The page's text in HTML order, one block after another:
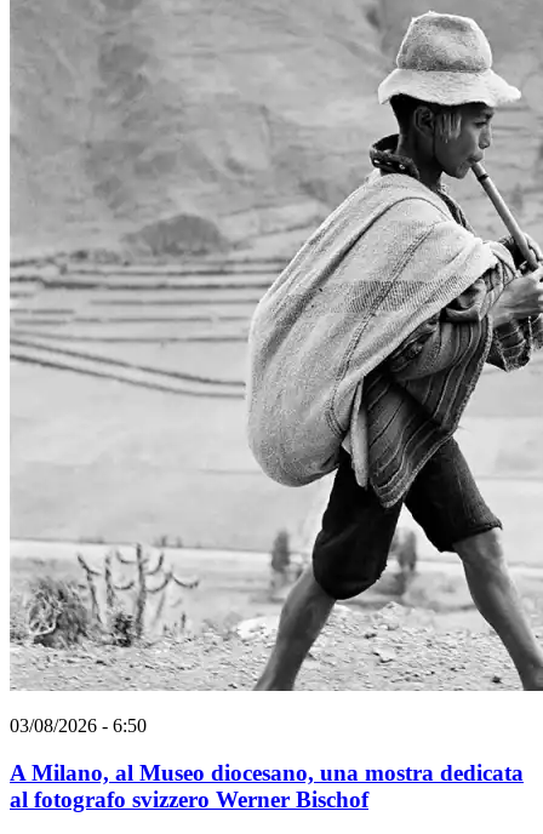
03/08/2026 - 6:50
A Milano, al Museo diocesano, una mostra dedicata
al fotografo svizzero Werner Bischof